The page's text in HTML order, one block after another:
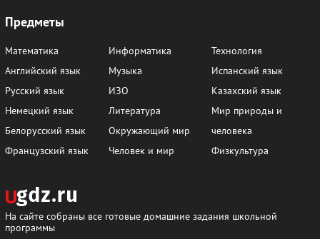
Предметы
Математика
Английский язык
Русский язык
Немецкий язык
Белорусский язык
Французский язык
Информатика
Музыка
ИЗО
Литература
Окружающий мир
Человек и мир
Технология
Испанский язык
Казахский язык
Мир природы и
человека
Физкультура
На сайте собраны все готовые домашние задания школьной
программы